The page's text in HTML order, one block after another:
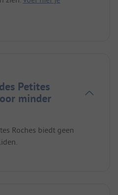
Petites
minder
Roches biedt geen